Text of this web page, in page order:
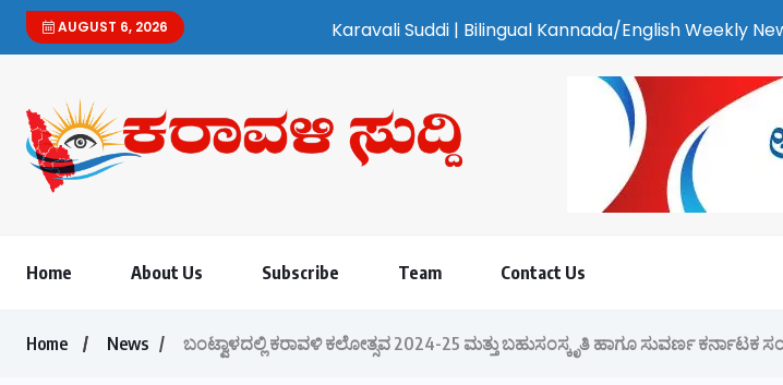
AUGUST 6, 2026Karavali Suddi | Bilingual Kannada/English Weekly Newspaper | ಕರಾವಳಿ ಸುದ್ದಿ
Home About Us Subscribe Team Contact Us
Home News ಬಂಟ್ವಾಳದಲ್ಲಿ ಕರಾವಳಿ ಕಲೋತ್ಸವ 2024-25 ಮತ್ತು ಬಹುಸಂಸ್ಕೃತಿ ಹಾಗೂ ಸುವರ್ಣ ಕರ್ನಾಟಕ